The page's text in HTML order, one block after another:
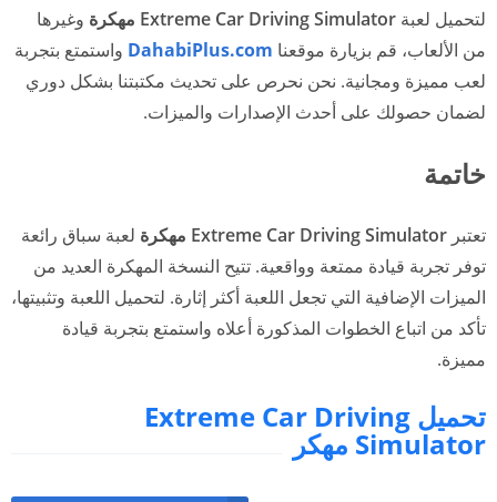
لتحميل لعبة Extreme Car Driving Simulator مهكرة
وغيرها
من الألعاب، قم بزيارة موقعنا DahabiPlus.com واستمتع بتجربة
لعب مميزة ومجانية. نحن نحرص على تحديث مكتبتنا بشكل دوري
لضمان حصولك على أحدث الإصدارات والميزات.
خاتمة
تعتبر Extreme Car Driving Simulator مهكرة
لعبة سباق رائعة
توفر تجربة قيادة ممتعة وواقعية. تتيح النسخة المهكرة العديد من
الميزات الإضافية التي تجعل اللعبة أكثر إثارة. لتحميل اللعبة وتثبيتها،
تأكد من اتباع الخطوات المذكورة أعلاه واستمتع بتجربة قيادة
مميزة.
تحميل Extreme Car Driving
Simulator مهكر